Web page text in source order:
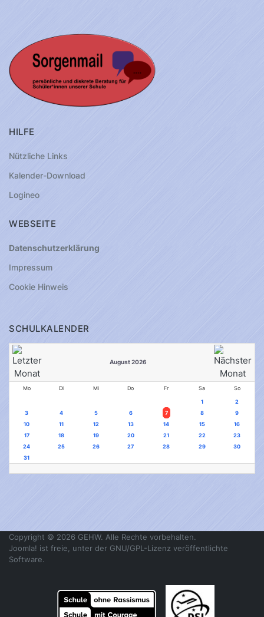
HILFE
Nützliche Links
Kalender-Download
Logineo
WEBSEITE
Datenschutzerklärung
Impressum
Cookie Hinweis
SCHULKALENDER
August 2026
Mo Di Mi Do Fr Sa So
1
2
3
4 5 6 7 8
9
10
11 12 13 14 15
16
17
18 19 20 21 22
23
24
25 26 27 28 29
30
31
Copyright © 2026 GEHW. Alle Rechte vorbehalten.
Joomla! ist freie, unter der GNU/GPL-Lizenz veröffentlichte
Software.